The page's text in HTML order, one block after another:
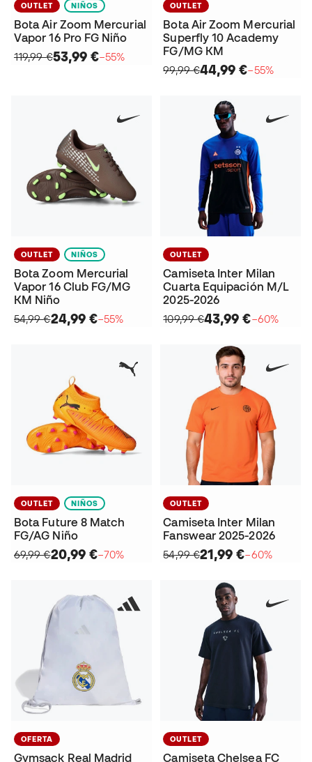
OUTLET NIÑOS
Bota Air Zoom Mercurial
Vapor 16 Pro FG Niño
119,99 €53,99 €−55%
OUTLET
Bota Air Zoom Mercurial
Superfly 10 Academy
FG/MG KM
99,99 €44,99 €−55%
OUTLET NIÑOS
Bota Zoom Mercurial
Vapor 16 Club FG/MG
KM Niño
54,99 €24,99 €−55%
OUTLET
Camiseta Inter Milan
Cuarta Equipación M/L
2025-2026
109,99 €43,99 €−60%
OUTLET NIÑOS
Bota Future 8 Match
FG/AG Niño
69,99 €20,99 €−70%
OUTLET
Camiseta Inter Milan
Fanswear 2025-2026
54,99 €21,99 €−60%
OFERTA
Gymsack Real Madrid
OUTLET
Camiseta Chelsea FC